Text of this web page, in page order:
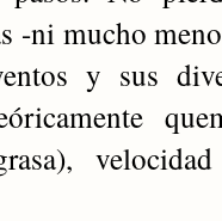
-ni mucho
y sus